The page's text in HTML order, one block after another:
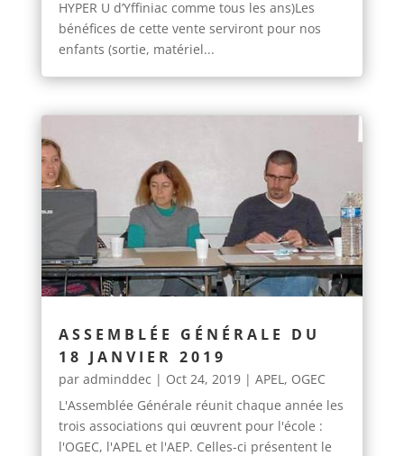
HYPER U d’Yffiniac comme tous les ans)Les
bénéfices de cette vente serviront pour nos
enfants (sortie, matériel...
ASSEMBLÉE GÉNÉRALE DU
18 JANVIER 2019
par adminddec | Oct 24, 2019| APEL, OGEC
L'Assemblée Générale réunit chaque année les
trois associations qui œuvrent pour l'école :
l'OGEC, l'APEL et l'AEP. Celles-ci présentent le